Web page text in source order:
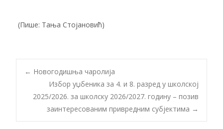
(Пише: Тања Стојановић)
Post
navigation
← Новогодишња чаролија
Избор уџбеника за 4. и 8. разред у школској
2025/2026. за школску 2026/2027. годину – позив
заинтересованим привредним субјектима →